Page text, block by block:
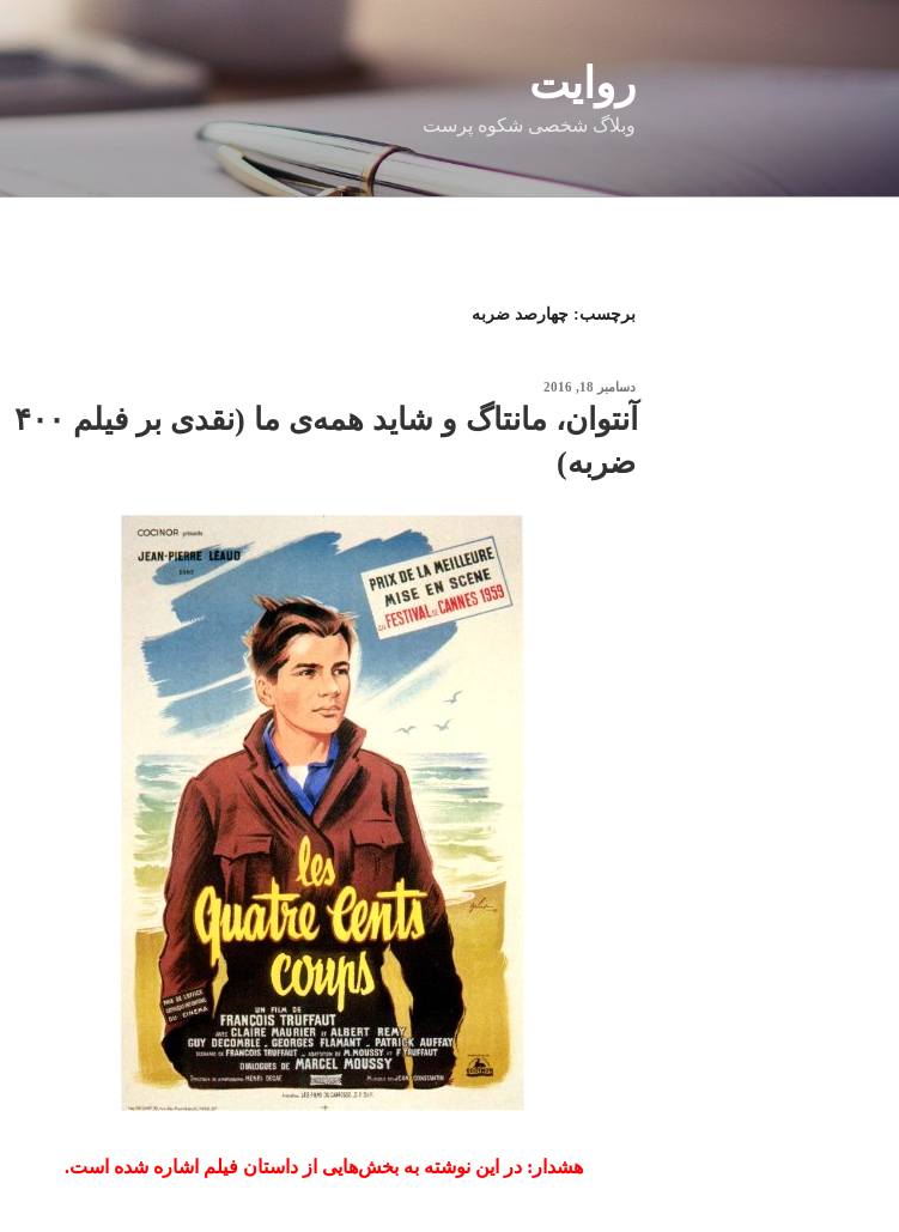
محتوا
روایت
وبلاگ شخصی شکوه پرست
برچسب: چهارصد ضربه
نوشته‌شده
در
دسامبر 18, 2016
آﻧﺘﻮان، ﻣﺎﻧﺘﺎگ و ﺷﺎﯾﺪ ﻫﻤﻪی ما (نقدی بر فیلم ۴۰۰
ضربه)
هشدار: در این نوشته به بخش‌هایی از داستان فیلم اشاره شده است.